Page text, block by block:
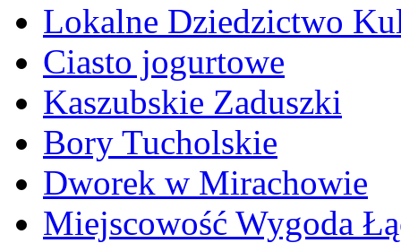
Lokalne Dziedzictwo
Ciasto jogurtowe
Kaszubskie Zaduszki
Bory Tucholskie
Dworek w Mirachowie
Miejscowość Wygoda